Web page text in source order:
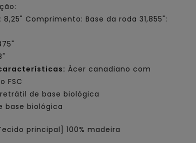
8,25" Comprimento: Base da roda 31,855":
Ácer canadiano com
FSC
de base biológica
base biológica
principal] 100% madeira